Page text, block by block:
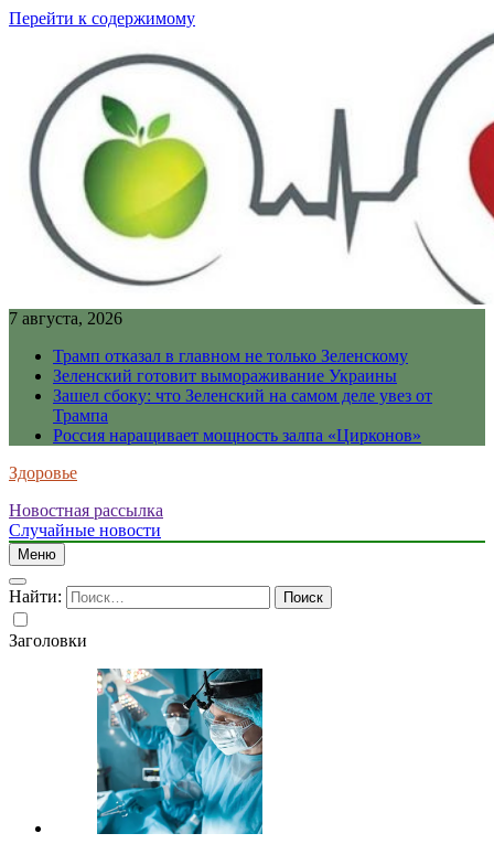
Перейти к содержимому
7 августа, 2026
Трамп отказал в главном не только Зеленскому
Зеленский готовит вымораживание Украины
Зашел сбоку: что Зеленский на самом деле увез от
Трампа
Россия наращивает мощность залпа «Цирконов»
Здоровье
Новостная рассылка
Случайные новости
Меню
Найти:
Заголовки